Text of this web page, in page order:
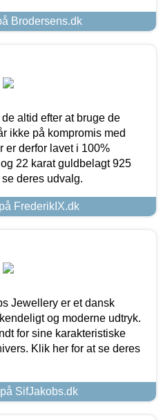
Brodersens.dk
altid efter at bruge de
ikke på kompromis med
er derfor lavet i 100%
22 karat guldbelagt 925
deres udvalg.
FrederikIX.dk
Jewellery er et dansk
og moderne udtryk.
for sine karakteristiske
Klik her for at se deres
SifJakobs.dk